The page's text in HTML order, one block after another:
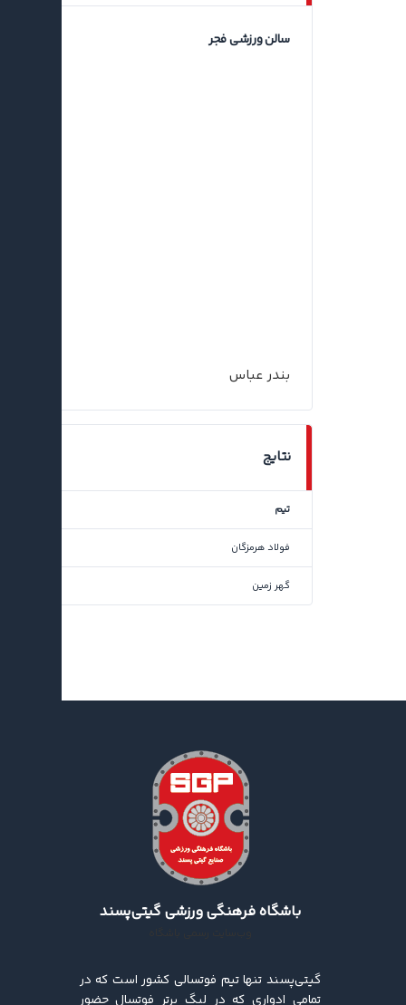
سالن ورزشی فجر
بندر عباس
نتایج
تیم
فولاد هرمزگان
گهر زمین
باشگاه فرهنگی ورزشی گیتی‌پسند
گیتی‌پسند تنها تیم فوتسالی کشور است که در
تمامی ادواری که در لیگ برتر فوتسال حضور